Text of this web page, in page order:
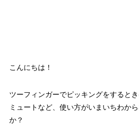
こんにちは！
ツーフィンガーでピッキングをすると
ミュートなど、使い方がいまいちわか
か？